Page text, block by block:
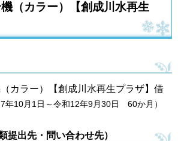
（カラー）【創成川水再生
カラー）【創成川水再生プラザ】借
7年10月1日～令和12年9月30日 60か月）
提出先・問い合わせ先）